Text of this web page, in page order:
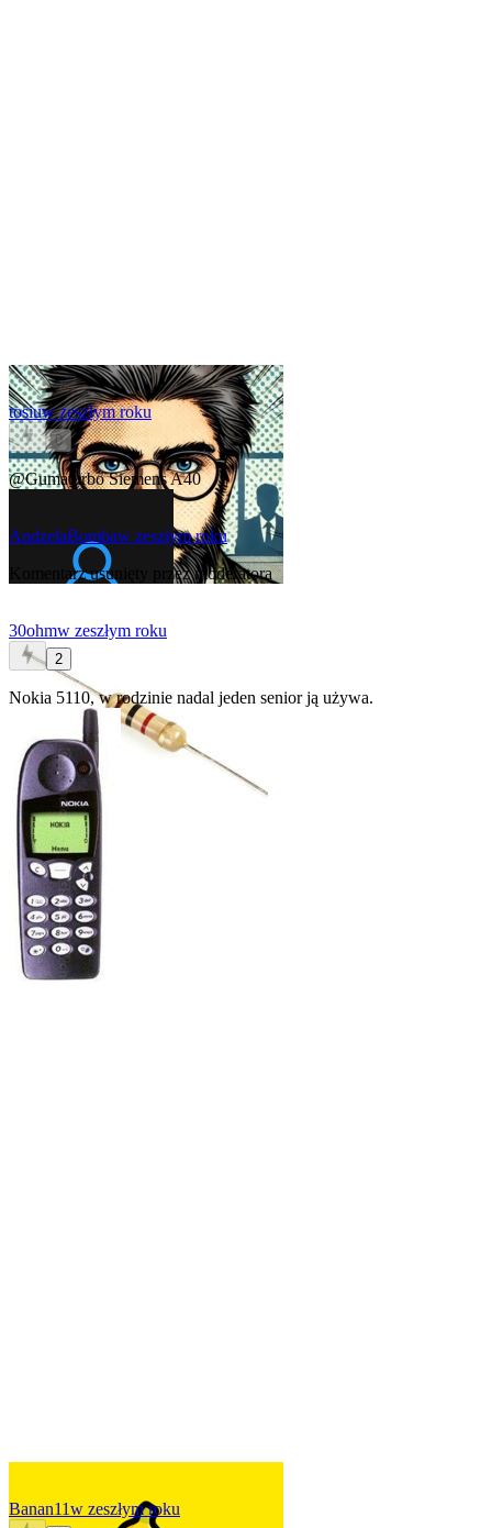
tosiuw zeszłym roku
0
@GumaturboSiemens A40
AndzelaBombaw zeszłym roku
Komentarz usunięty przez moderatora
30ohmw zeszłym roku
2
Nokia 5110, w rodzinie nadal jeden senior ją używa.
Banan11w zeszłym roku